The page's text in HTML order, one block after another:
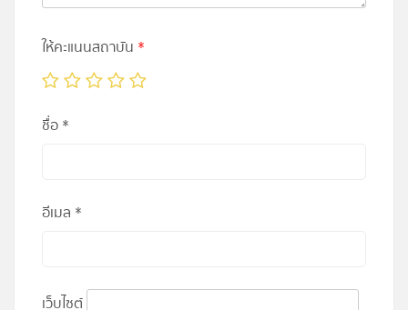
ให้คะแนนสถาบัน *
ชื่อ*
อีเมล *
เว็บไซต์